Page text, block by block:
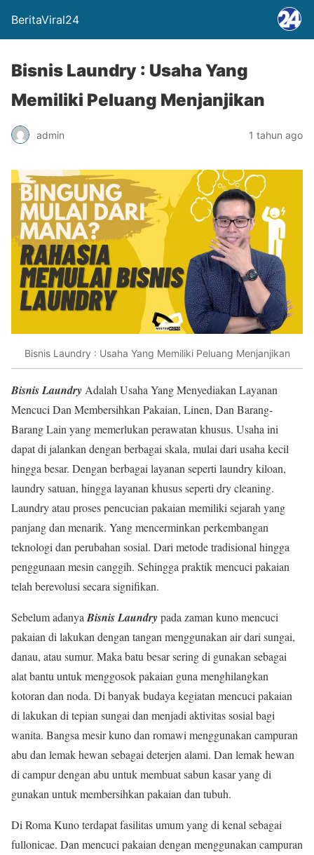
BeritaViral24
Bisnis Laundry : Usaha Yang
Memiliki Peluang Menjanjikan
admin 1 tahun ago
Bisnis Laundry : Usaha Yang Memiliki Peluang Menjanjikan
Bisnis Laundry Adalah Usaha Yang Menyediakan Layanan
Mencuci Dan Membersihkan Pakaian, Linen, Dan Barang-
Barang Lain yang memerlukan perawatan khusus. Usaha ini
dapat di jalankan dengan berbagai skala, mulai dari usaha kecil
hingga besar. Dengan berbagai layanan seperti laundry kiloan,
laundry satuan, hingga layanan khusus seperti dry cleaning.
Laundry atau proses pencucian pakaian memiliki sejarah yang
panjang dan menarik. Yang mencerminkan perkembangan
teknologi dan perubahan sosial. Dari metode tradisional hingga
penggunaan mesin canggih. Sehingga praktik mencuci pakaian
telah berevolusi secara signifikan.
Sebelum adanya Bisnis Laundrypada zaman kuno mencuci
pakaian di lakukan dengan tangan menggunakan air dari sungai,
danau, atau sumur. Maka batu besar sering di gunakan sebagai
alat bantu untuk menggosok pakaian guna menghilangkan
kotoran dan noda. Di banyak budaya kegiatan mencuci pakaian
di lakukan di tepian sungai dan menjadi aktivitas sosial bagi
wanita. Bangsa mesir kuno dan romawi menggunakan campuran
abu dan lemak hewan sebagai deterjen alami. Dan lemak hewan
di campur dengan abu untuk membuat sabun kasar yang di
gunakan untuk membersihkan pakaian dan tubuh.
Di Roma Kuno terdapat fasilitas umum yang di kenal sebagai
fullonicae. Dan mencuci pakaian dengan menggunakan campuran